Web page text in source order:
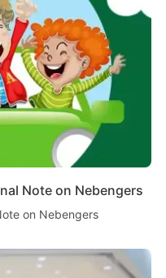
Note on Nebengers
on Nebengers